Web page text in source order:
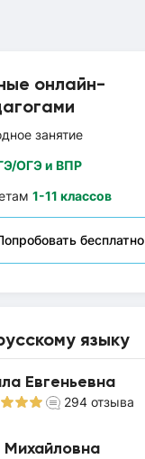
онлайн-
занятие
ОГЭ и ВПР
1-11 классов
бесплатно
языку
Евгеньевна
294 отзыва
Михайловна